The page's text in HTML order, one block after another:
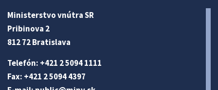
Ministerstvo vnútra SR
Pribinova 2
812 72 Bratislava
Telefón: +421 2 5094 1111
Fax: +421 2 5094 4397